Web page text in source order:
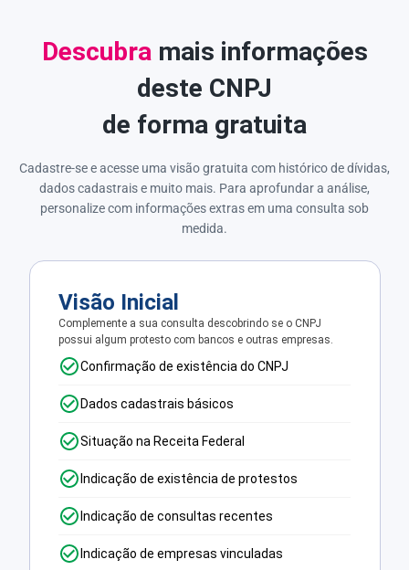
Descubra mais informações
deste CNPJ
de forma gratuita
Cadastre-se e acesse uma visão gratuita com histórico de dívidas,
dados cadastrais e muito mais. Para aprofundar a análise,
personalize com informações extras em uma consulta sob
medida.
Visão Inicial
Complemente a sua consulta descobrindo se o CNPJ
possui algum protesto com bancos e outras empresas.
Confirmação de existência do CNPJ
Dados cadastrais básicos
Situação na Receita Federal
Indicação de existência de protestos
Indicação de consultas recentes
Indicação de empresas vinculadas